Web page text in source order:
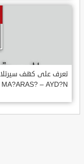
تعرف على كهف
– AYD?N